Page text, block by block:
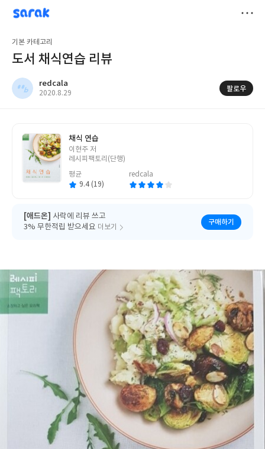
sarak
redcala
기본 카테고리
도서 채식연습 리뷰
redcala
작
2020.8.29
팔로우
채식 연습
글
쓴
이현주 저
레시피팩토리(단행)
평균
9.4 (19)
redcala
[애드온] 사락에 리뷰 쓰고
3% 무한적립 받으세요 더보기
구매하기